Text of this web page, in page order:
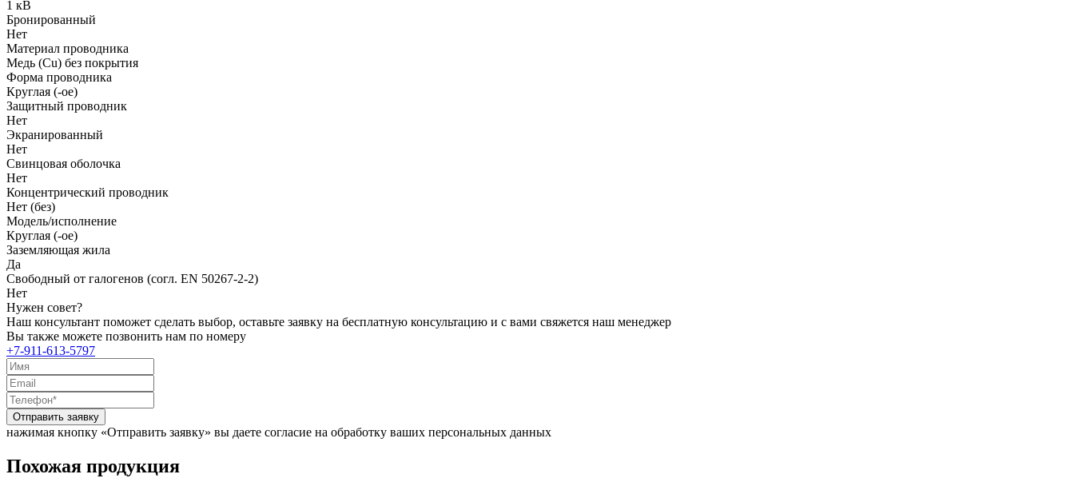
1 кВ
Бронированный
Нет
Материал проводника
Медь (Cu) без покрытия
Форма проводника
Круглая (-ое)
Защитный проводник
Нет
Экранированный
Нет
Свинцовая оболочка
Нет
Концентрический проводник
Нет (без)
Модель/исполнение
Круглая (-ое)
Заземляющая жила
Да
Свободный от галогенов (согл. EN 50267-2-2)
Нет
Нужен совет?
Наш консультант поможет сделать выбор, оставьте заявку на бесплатную консультацию и с вами свяжется наш менеджер
Вы также можете позвонить нам по номеру
+7-911-613-5797
Отправить заявку
нажимая кнопку «Отправить заявку» вы даете согласие на обработку ваших персональных данных
Похожая продукция